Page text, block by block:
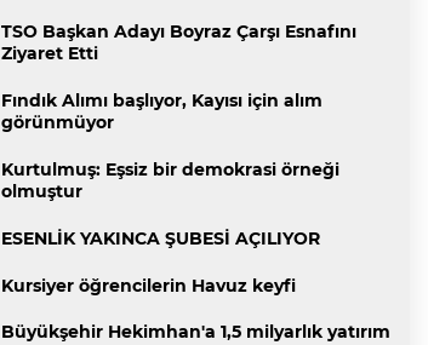
TSO Başkan Adayı Boyraz Çarşı Esnafını
Ziyaret Etti
Fındık Alımı başlıyor, Kayısı için alım
görünmüyor
Kurtulmuş: Eşsiz bir demokrasi örneği
olmuştur
ESENLİK YAKINCA ŞUBESİ AÇILIYOR
Kursiyer öğrencilerin Havuz keyfi
Büyükşehir Hekimhan'a 1,5 milyarlık yatırım